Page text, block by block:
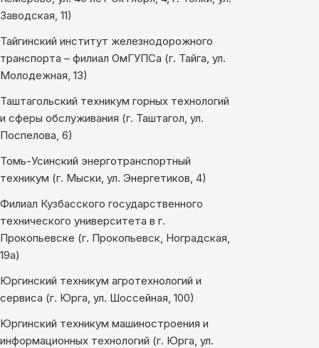
Заводская, 11)
Тайгинский институт железнодорожного
транспорта – филиал ОмГУПСа (г. Тайга, ул.
Молодежная, 13)
Таштагольский техникум горных технологий
и сферы обслуживания (г. Таштагол, ул.
Поспелова, 6)
Томь-Усинский энерготранспортный
техникум (г. Мыски, ул. Энергетиков, 4)
Филиал Кузбасского государственного
технического университета в г.
Прокопьевске (г. Прокопьевск, Ноградская,
19а)
Юргинский техникум агротехнологий и
сервиса (г. Юрга, ул. Шоссейная, 100)
Юргинский техникум машиностроения и
информационных технологий (г. Юрга, ул.